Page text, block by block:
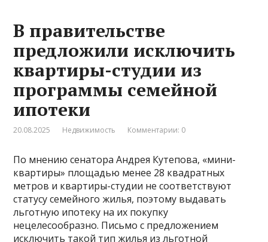
В правительстве
предложили исключить
квартиры-студии из
программы семейной
ипотеки
20.08.2025 Недвижимость Комментарии: 0
По мнению сенатора Андрея Кутепова, «мини-
квартиры» площадью менее 28 квадратных
метров и квартиры-студии не соответствуют
статусу семейного жилья, поэтому выдавать
льготную ипотеку на их покупку
нецелесообразно. Письмо с предложением
исключить такой тип жилья из льготной